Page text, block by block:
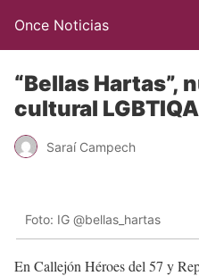
Once Noticias
“Bellas Hartas”,
cultural
Saraí Campech
Foto: IG @bellas_hartas
En Callejón Héroes del 57 y